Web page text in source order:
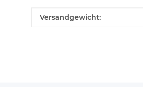
Produkteigenschaft
Wert
Versandgewicht: